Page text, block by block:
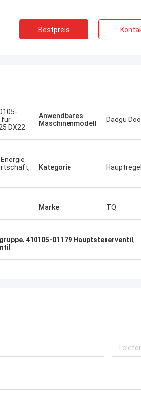
Einkaufen
Bestpreis
für
DX22
Anwendbares
Maschinenmodell
Daegu
Kategorie
Marke TQ
, 410105-01179 Hauptsteuerventil ,